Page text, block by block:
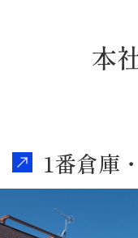
本
1番倉庫